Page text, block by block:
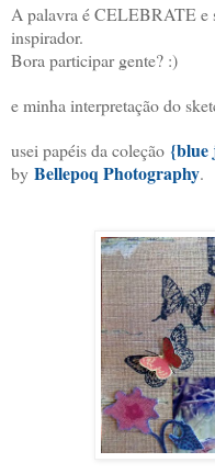
A palavra é CELEBRATE e
inspirador.
Bora participar gente? :)
e minha interpretação do
usei papéis da coleção {blue
by Bellepoq Photography.